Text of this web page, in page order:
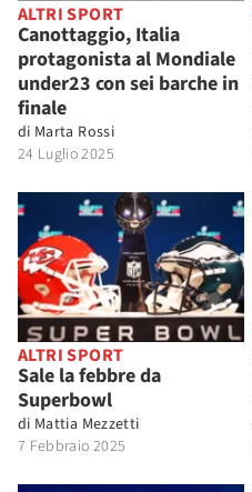
ALTRI SPORT
Canottaggio, Italia
protagonista al Mondiale
under23 con sei barche in
finale
di Marta Rossi
24 Luglio 2025
ALTRI SPORT
Sale la febbre da
Superbowl
di Mattia Mezzetti
7 Febbraio 2025